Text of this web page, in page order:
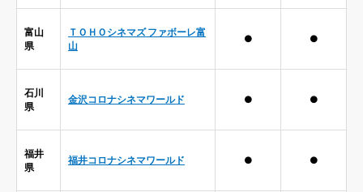
富山
県
ＴＯＨＯシネマズ ファボーレ富
山
● ●
石川
県
金沢コロナシネマワールド ● ●
福井
県
福井コロナシネマワールド ● ●